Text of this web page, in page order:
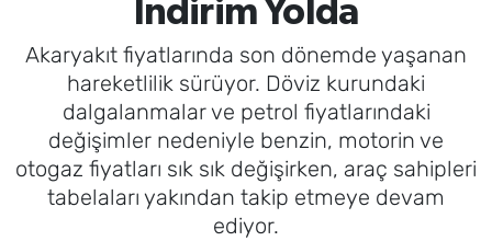
İndirim Yolda
Akaryakıt fiyatlarında son dönemde yaşanan
hareketlilik sürüyor. Döviz kurundaki
dalgalanmalar ve petrol fiyatlarındaki
değişimler nedeniyle benzin, motorin ve
otogaz fiyatları sık sık değişirken, araç sahipleri
tabelaları yakından takip etmeye devam
ediyor.
3.SAYFA
EĞİTİM
SAĞLIK
YAŞAM
Süper Lig Puan Durumu ve Fikstür
Tüm Manşetler
Son Dakika Haberleri
Haber Arşivi